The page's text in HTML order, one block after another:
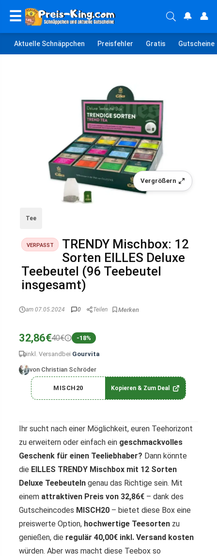
☰ 🔔 👤
Aktuelle Schnäppchen Preisfehler Gratis Gutscheine
Vergrößern
Tee
VERPASST
TRENDY Mischbox: 12
Sorten EILLES Deluxe
Teebeutel (96 Teebeutel
insgesamt)
am 07.05.2024 0 Teilen
32,86€40€ -18%
inkl. Versand bei Gourvita
von Christian Schröder
MISCH20 Kopieren & Zum Deal
Ihr sucht nach einer Möglichkeit, euren Teehorizont
zu erweitern oder einfach ein geschmackvolles
Geschenk für einen Teeliebhaber? Dann könnte
die EILLES TRENDY Mischbox mit 12 Sorten
Deluxe Teebeuteln genau das Richtige sein. Mit
einem attraktiven Preis von 32,86€ – dank des
Gutscheincodes MISCH20 – bietet diese Box eine
preiswerte Option, hochwertige Teesorten zu
genießen, die regulär 40,00€ inkl. Versand kosten
würden. Aber was macht diese Teebox so